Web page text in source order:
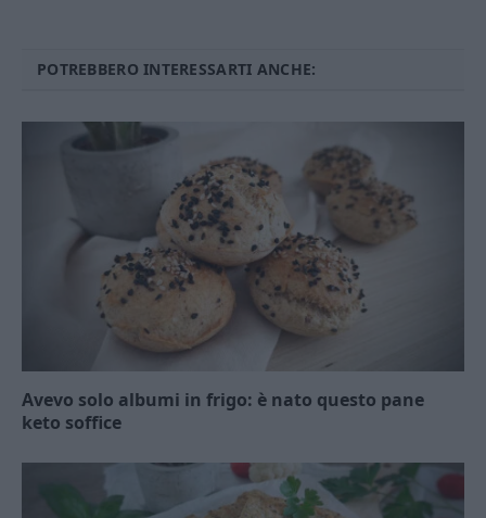
POTREBBERO INTERESSARTI ANCHE:
Avevo solo albumi in frigo: è nato questo pane
keto soffice